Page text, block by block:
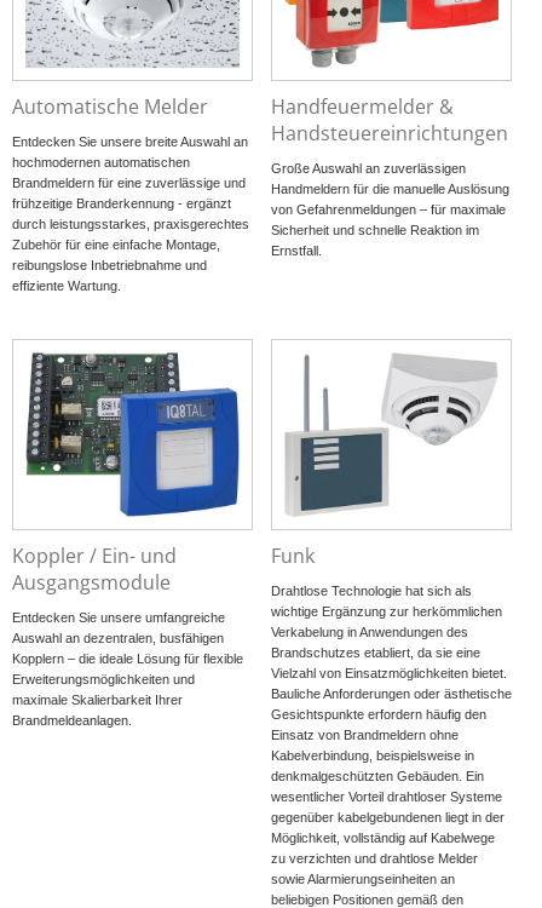
Automatische Melder
Entdecken Sie unsere breite Auswahl an
hochmodernen automatischen
Brandmeldern für eine zuverlässige und
frühzeitige Branderkennung - ergänzt
durch leistungsstarkes, praxisgerechtes
Zubehör für eine einfache Montage,
reibungslose Inbetriebnahme und
effiziente Wartung.
Handfeuermelder &
Handsteuereinrichtungen
Große Auswahl an zuverlässigen
Handmeldern für die manuelle Auslösung
von Gefahrenmeldungen – für maximale
Sicherheit und schnelle Reaktion im
Ernstfall.
Koppler / Ein- und
Ausgangsmodule
Entdecken Sie unsere umfangreiche
Auswahl an dezentralen, busfähigen
Kopplern – die ideale Lösung für flexible
Erweiterungsmöglichkeiten und
maximale Skalierbarkeit Ihrer
Brandmeldeanlagen.
Funk
Drahtlose Technologie hat sich als
wichtige Ergänzung zur herkömmlichen
Verkabelung in Anwendungen des
Brandschutzes etabliert, da sie eine
Vielzahl von Einsatzmöglichkeiten bietet.
Bauliche Anforderungen oder ästhetische
Gesichtspunkte erfordern häufig den
Einsatz von Brandmeldern ohne
Kabelverbindung, beispielsweise in
denkmalgeschützten Gebäuden. Ein
wesentlicher Vorteil drahtloser Systeme
gegenüber kabelgebundenen liegt in der
Möglichkeit, vollständig auf Kabelwege
zu verzichten und drahtlose Melder
sowie Alarmierungseinheiten an
beliebigen Positionen gemäß den